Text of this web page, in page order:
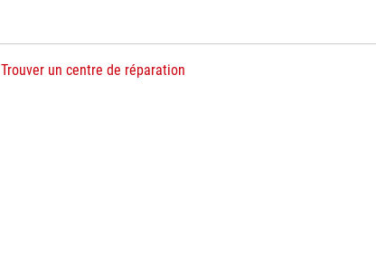
Trouver un centre de réparation